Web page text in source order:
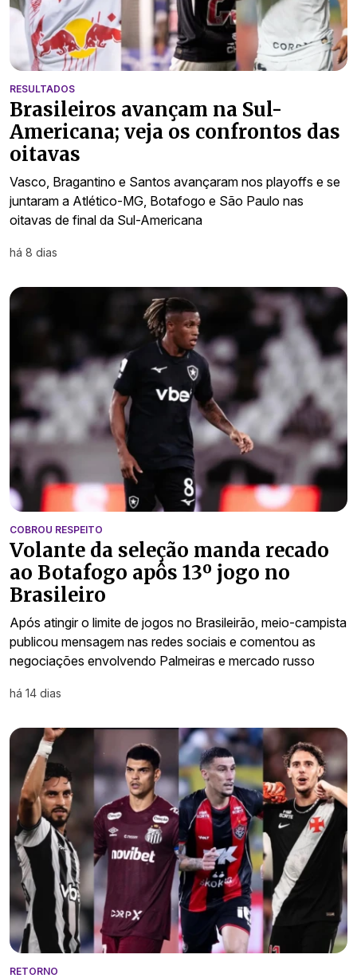
RESULTADOS
Brasileiros avançam na Sul-
Americana; veja os confrontos das
oitavas
Vasco, Bragantino e Santos avançaram nos playoffs e se
juntaram a Atlético-MG, Botafogo e São Paulo nas
oitavas de final da Sul-Americana
há 8 dias
COBROU RESPEITO
Volante da seleção manda recado
ao Botafogo apôs 13º jogo no
Brasileiro
Após atingir o limite de jogos no Brasileirão, meio-campista
publicou mensagem nas redes sociais e comentou as
negociações envolvendo Palmeiras e mercado russo
há 14 dias
RETORNO